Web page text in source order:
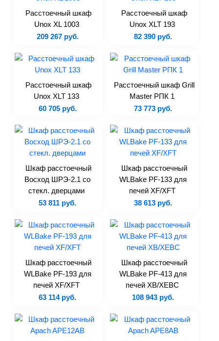
Тестораскаточные машины
Формовочное оборудование
Хлеборезки
Аксессуары
Аппарат для горячего
шоколада
Аппараты для попкорна
Аппараты для сахарной ваты
Аппараты для шаурмы
Блендеры
Вафельницы
Грили
Кофемашины
Мармиты
Оборудование для блинов
Оборудование для хот-догов
Пончиковые аппараты
Соковыжималки
Тепловые витрины
Расстоечный шкаф
Unox XL 1003
209 267 руб.
Расстоечный шкаф
Unox XLT 193
82 390 руб.
Расстоечный шкаф
Unox XLT 133
60 705 руб.
Расстоечный шкаф Grill
Master РПК 1
73 773 руб.
Шкаф расстоечный
Восход ШРЭ-2.1 со
стекл. дверцами
53 811 руб.
Шкаф расстоечный
WLBake PF-133 для
печей XF/XFT
38 613 руб.
Шкаф расстоечный
WLBake PF-193 для
печей XF/XFT
63 114 руб.
Шкаф расстоечный
WLBake PF-413 для
печей XB/XEBC
108 943 руб.